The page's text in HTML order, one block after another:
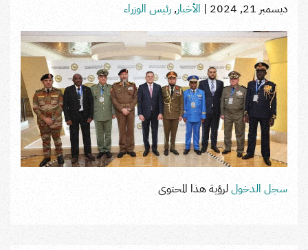
ديسمبر 21, 2024 | الأخبار, رئيس الوزراء
سجل الدخوللرؤية هذا المحتوى